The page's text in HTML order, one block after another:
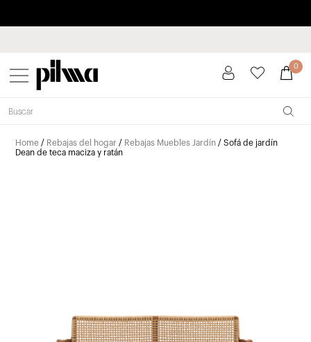
pilma 0
Home / Rebajas del hogar / Rebajas Muebles Jardín / Sofá de jardín
Dean de teca maciza y ratán